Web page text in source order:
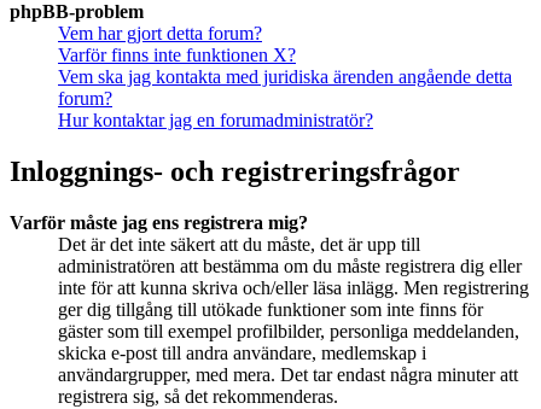
phpBB-problem
Vem har gjort detta forum?
Varför finns inte funktionen X?
Vem ska jag kontakta med juridiska ärenden angående detta
forum?
Hur kontaktar jag en forumadministratör?
Inloggnings- och registreringsfrågor
Varför måste jag ens registrera mig?
Det är det inte säkert att du måste, det är upp till
administratören att bestämma om du måste registrera dig eller
inte för att kunna skriva och/eller läsa inlägg. Men registrering
ger dig tillgång till utökade funktioner som inte finns för
gäster som till exempel profilbilder, personliga meddelanden,
skicka e-post till andra användare, medlemskap i
användargrupper, med mera. Det tar endast några minuter att
registrera sig, så det rekommenderas.